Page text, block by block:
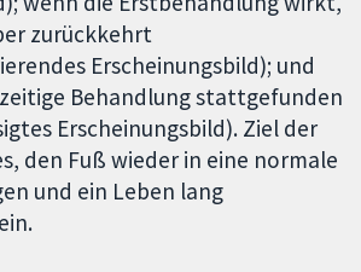
zurückkehrt
Erscheinungsbild); und
Behandlung stattgefunden
Erscheinungsbild). Ziel der
den Fuß wieder in eine normale
und ein Leben lang